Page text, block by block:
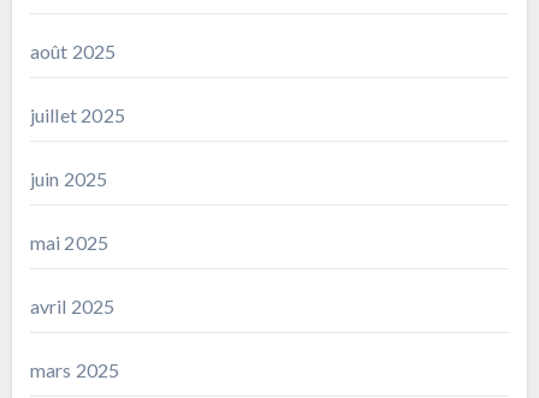
août 2025
juillet 2025
juin 2025
mai 2025
avril 2025
mars 2025